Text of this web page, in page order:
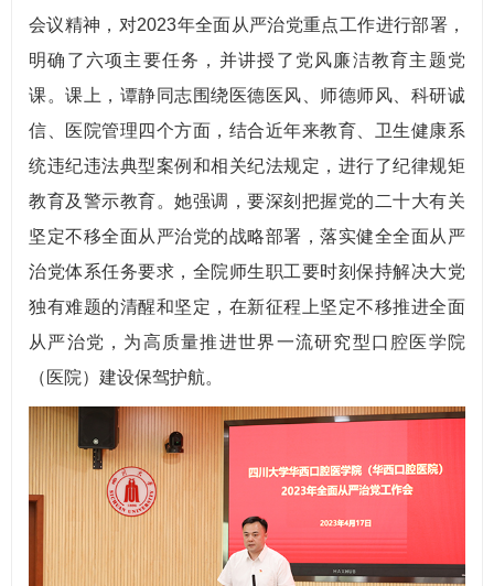
会议精神，对2023年全面从严治党重点工作进行部署，
明确了六项主要任务，并讲授了党风廉洁教育主题党
课。课上，谭静同志围绕医德医风、师德师风、科研诚
信、医院管理四个方面，结合近年来教育、卫生健康系
统违纪违法典型案例和相关纪法规定，进行了纪律规矩
教育及警示教育。她强调，要深刻把握党的二十大有关
坚定不移全面从严治党的战略部署，落实健全全面从严
治党体系任务要求，全院师生职工要时刻保持解决大党
独有难题的清醒和坚定，在新征程上坚定不移推进全面
从严治党，为高质量推进世界一流研究型口腔医学院
（医院）建设保驾护航。